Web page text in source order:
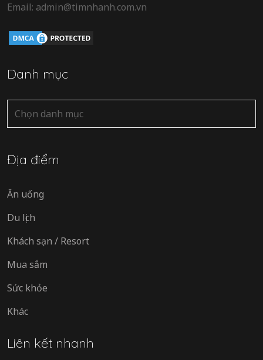
Email: admin@timnhanh.com.vn
Danh mục
Danh
mục
Địa điểm
Ăn uống
Du lịch
Khách sạn / Resort
Mua sắm
Sức khỏe
Khác
Liên kết nhanh